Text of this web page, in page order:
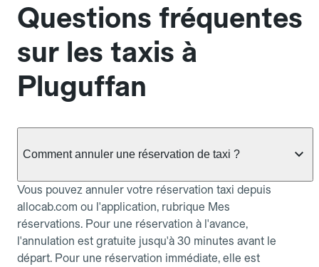
Questions fréquentes
sur les taxis à
Pluguffan
Comment annuler une réservation de taxi ?
Vous pouvez annuler votre réservation taxi depuis
allocab.com ou l'application, rubrique Mes
réservations. Pour une réservation à l'avance,
l'annulation est gratuite jusqu'à 30 minutes avant le
départ. Pour une réservation immédiate, elle est